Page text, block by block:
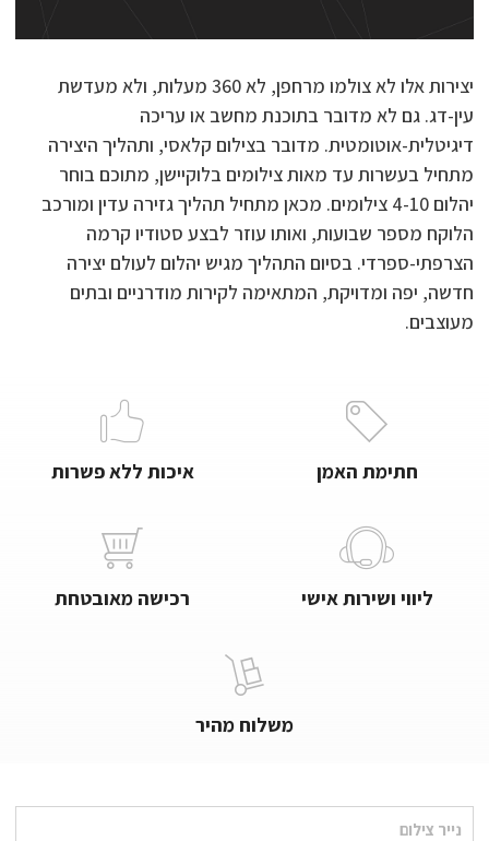
יצירות אלו לא צולמו מרחפן, לא 360 מעלות, ולא מעדשת
עין-דג. גם לא מדובר בתוכנת מחשב או עריכה
דיגיטלית-אוטומטית. מדובר בצילום קלאסי, ותהליך היצירה
מתחיל בעשרות עד מאות צילומים בלוקיישן, מתוכם בוחר
יהלום 4-10 צילומים. מכאן מתחיל תהליך גזירה עדין ומורכב
הלוקח מספר שבועות, ואותו עוזר לבצע סטודיו קרמה
הצרפתי-ספרדי. בסיום התהליך מגיש יהלום לעולם יצירה
חדשה, יפה ומדויקת, המתאימה לקירות מודרניים ובתים
מעוצבים.
חתימת האמן איכות ללא פשרות
ליווי ושירות אישי רכישה מאובטחת
משלוח מהיר
נייר צילום